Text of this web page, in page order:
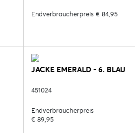
Endverbraucherpreis € 84,95
JACKE EMERALD - 6. BLAU
451024
Endverbraucherpreis
€ 89,95